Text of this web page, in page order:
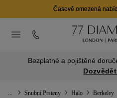
Časově omezená
Bezplatné a pojištěné
Snubní Prsteny Halo Berkeley